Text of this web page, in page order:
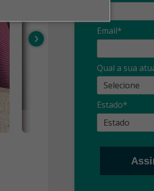
PCMSO: O que é?
› Email*
Qual a sua
Estado*